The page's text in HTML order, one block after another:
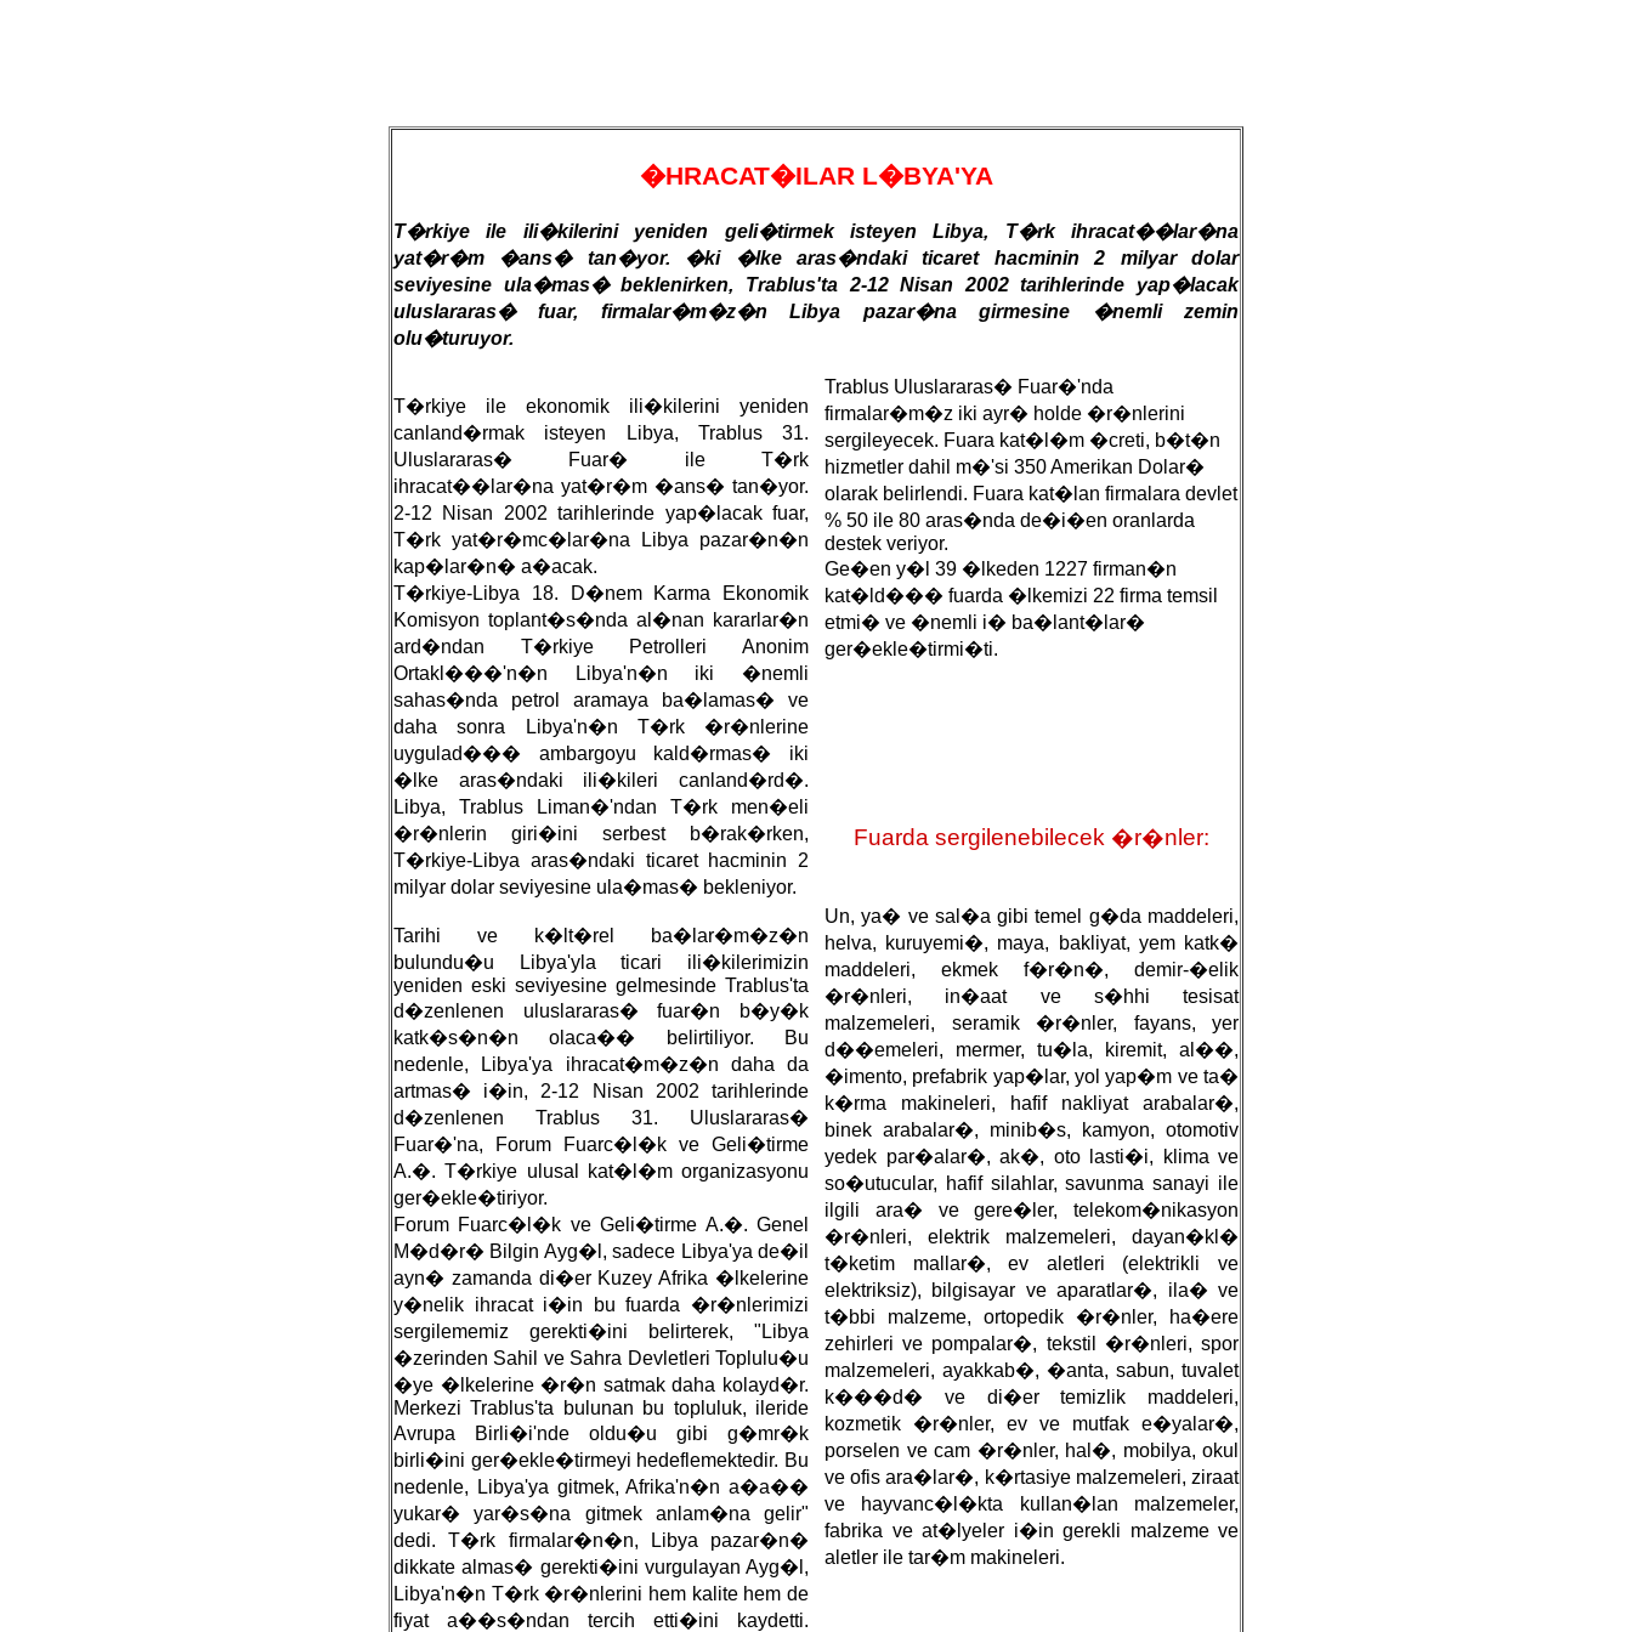
�HRACAT�ILAR L�BYA'YA
T�rkiye ile ili�kilerini yeniden geli�tirmek isteyen Libya, T�rk ihracat��lar�na
yat�r�m �ans� tan�yor. �ki �lke aras�ndaki ticaret hacminin 2 milyar dolar
seviyesine ula�mas� beklenirken, Trablus'ta 2-12 Nisan 2002 tarihlerinde yap�lacak
uluslararas� fuar, firmalar�m�z�n Libya pazar�na girmesine �nemli zemin
olu�turuyor.
T�rkiye ile ekonomik ili�kilerini yeniden
canland�rmak isteyen Libya, Trablus 31.
Uluslararas� Fuar� ile T�rk
ihracat��lar�na yat�r�m �ans� tan�yor.
2-12 Nisan 2002 tarihlerinde yap�lacak fuar,
T�rk yat�r�mc�lar�na Libya pazar�n�n
kap�lar�n� a�acak.
T�rkiye-Libya 18. D�nem Karma Ekonomik
Komisyon toplant�s�nda al�nan kararlar�n
ard�ndan T�rkiye Petrolleri Anonim
Ortakl���'n�n Libya'n�n iki �nemli
sahas�nda petrol aramaya ba�lamas� ve
daha sonra Libya'n�n T�rk �r�nlerine
uygulad��� ambargoyu kald�rmas� iki
�lke aras�ndaki ili�kileri canland�rd�.
Libya, Trablus Liman�'ndan T�rk men�eli
�r�nlerin giri�ini serbest b�rak�rken,
T�rkiye-Libya aras�ndaki ticaret hacminin 2
milyar dolar seviyesine ula�mas� bekleniyor.
Tarihi ve k�lt�rel ba�lar�m�z�n
bulundu�u Libya'yla ticari ili�kilerimizin
yeniden eski seviyesine gelmesinde Trablus'ta
d�zenlenen uluslararas� fuar�n b�y�k
katk�s�n�n olaca�� belirtiliyor. Bu
nedenle, Libya'ya ihracat�m�z�n daha da
artmas� i�in, 2-12 Nisan 2002 tarihlerinde
d�zenlenen Trablus 31. Uluslararas�
Fuar�'na, Forum Fuarc�l�k ve Geli�tirme
A.�. T�rkiye ulusal kat�l�m organizasyonu
ger�ekle�tiriyor.
Forum Fuarc�l�k ve Geli�tirme A.�. Genel
M�d�r� Bilgin Ayg�l, sadece Libya'ya de�il
ayn� zamanda di�er Kuzey Afrika �lkelerine
y�nelik ihracat i�in bu fuarda �r�nlerimizi
sergilememiz gerekti�ini belirterek, "Libya
�zerinden Sahil ve Sahra Devletleri Toplulu�u
�ye �lkelerine �r�n satmak daha kolayd�r.
Merkezi Trablus'ta bulunan bu topluluk, ileride
Avrupa Birli�i'nde oldu�u gibi g�mr�k
birli�ini ger�ekle�tirmeyi hedeflemektedir. Bu
nedenle, Libya'ya gitmek, Afrika'n�n a�a��
yukar� yar�s�na gitmek anlam�na gelir"
dedi. T�rk firmalar�n�n, Libya pazar�n�
dikkate almas� gerekti�ini vurgulayan Ayg�l,
Libya'n�n T�rk �r�nlerini hem kalite hem de
fiyat a��s�ndan tercih etti�ini kaydetti.
Trablus Uluslararas� Fuar�'nda
firmalar�m�z iki ayr� holde �r�nlerini
sergileyecek. Fuara kat�l�m �creti, b�t�n
hizmetler dahil m�'si 350 Amerikan Dolar�
olarak belirlendi. Fuara kat�lan firmalara devlet
% 50 ile 80 aras�nda de�i�en oranlarda
destek veriyor.
Ge�en y�l 39 �lkeden 1227 firman�n
kat�ld��� fuarda �lkemizi 22 firma temsil
etmi� ve �nemli i� ba�lant�lar�
ger�ekle�tirmi�ti.
Fuarda sergilenebilecek �r�nler:
Un, ya� ve sal�a gibi temel g�da maddeleri,
helva, kuruyemi�, maya, bakliyat, yem katk�
maddeleri, ekmek f�r�n�, demir-�elik
�r�nleri, in�aat ve s�hhi tesisat
malzemeleri, seramik �r�nler, fayans, yer
d��emeleri, mermer, tu�la, kiremit, al��,
�imento, prefabrik yap�lar, yol yap�m ve ta�
k�rma makineleri, hafif nakliyat arabalar�,
binek arabalar�, minib�s, kamyon, otomotiv
yedek par�alar�, ak�, oto lasti�i, klima ve
so�utucular, hafif silahlar, savunma sanayi ile
ilgili ara� ve gere�ler, telekom�nikasyon
�r�nleri, elektrik malzemeleri, dayan�kl�
t�ketim mallar�, ev aletleri (elektrikli ve
elektriksiz), bilgisayar ve aparatlar�, ila� ve
t�bbi malzeme, ortopedik �r�nler, ha�ere
zehirleri ve pompalar�, tekstil �r�nleri, spor
malzemeleri, ayakkab�, �anta, sabun, tuvalet
k���d� ve di�er temizlik maddeleri,
kozmetik �r�nler, ev ve mutfak e�yalar�,
porselen ve cam �r�nler, hal�, mobilya, okul
ve ofis ara�lar�, k�rtasiye malzemeleri, ziraat
ve hayvanc�l�kta kullan�lan malzemeler,
fabrika ve at�lyeler i�in gerekli malzeme ve
aletler ile tar�m makineleri.